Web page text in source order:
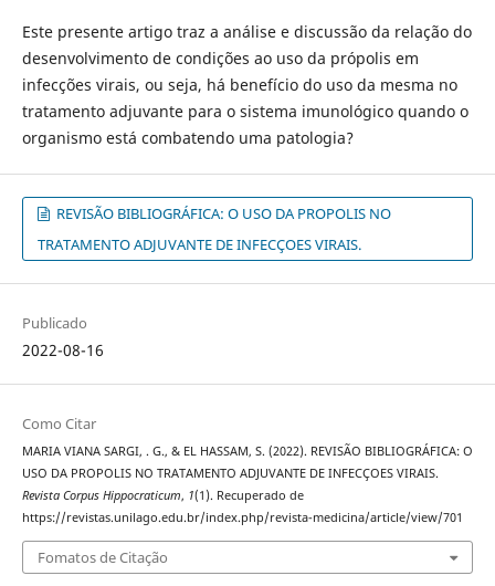
Este presente artigo traz a análise e discussão da relação do
desenvolvimento de condições ao uso da própolis em
infecções virais, ou seja, há benefício do uso da mesma no
tratamento adjuvante para o sistema imunológico quando o
organismo está combatendo uma patologia?
REVISÃO BIBLIOGRÁFICA: O USO DA PROPOLIS NO
TRATAMENTO ADJUVANTE DE INFECÇOES VIRAIS.
Publicado
2022-08-16
Como Citar
MARIA VIANA SARGI, . G., & EL HASSAM, S. (2022). REVISÃO BIBLIOGRÁFICA: O
USO DA PROPOLIS NO TRATAMENTO ADJUVANTE DE INFECÇOES VIRAIS.
Revista Corpus Hippocraticum, 1(1). Recuperado de
https://revistas.unilago.edu.br/index.php/revista-medicina/article/view/701
Fomatos de Citação